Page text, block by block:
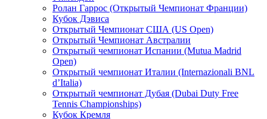
Ролан Гаррос (Открытый Чемпионат Франции)
Кубок Дэвиса
Открытый Чемпионат США (US Open)
Открытый Чемпионат Австралии
Открытый чемпионат Испании (Mutua Madrid
Open)
Открытый чемпионат Италии (Internazionali BNL
d’Italia)
Открытый чемпионат Дубая (Dubai Duty Free
Tennis Championships)
Кубок Кремля